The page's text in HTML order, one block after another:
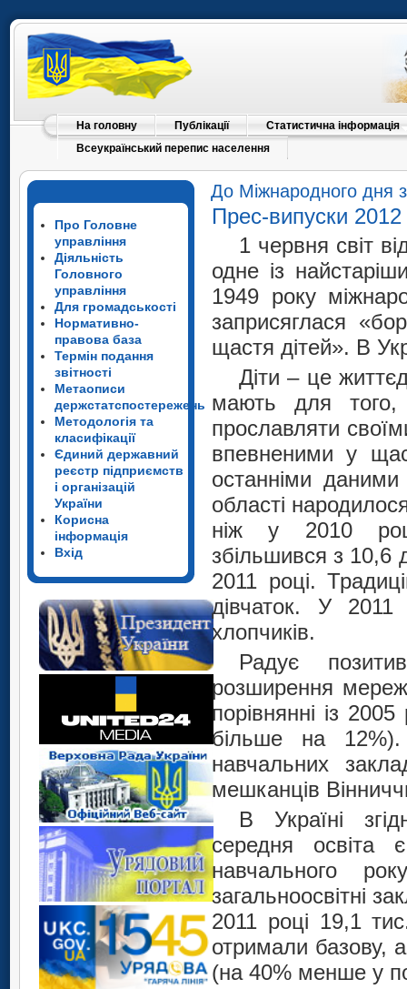
На головну Публікації
Статистична інформація
Всеукраїнський перепис населення
Про Головне
управління
Діяльність
Головного
управління
Для громадськості
Нормативно-
правова база
Термін подання
звітності
Метаописи
держстатспостережень
Методологія та
класифікації
Єдиний державний
реєстр підприємств
і організацій
України
Корисна
інформація
Вхід
До Міжнародного дня
Прес-випуски 2012
1 червня світ
одне із
1949 року
заприсяглася
щастя дітей». В
Діти – це
мають для того,
прославляти
впевненими у
останніми
області
ніж у 2010
збільшився з 10,6
2011 році.
дівчаток. У
хлопчиків.
Радує
розширення
порівнянні із
більше на
навчальних
мешканців
В Україні
середня освіта
навчального
загальноосвітні
2011 році 19,1
отримали базову,
(на 40% менше у